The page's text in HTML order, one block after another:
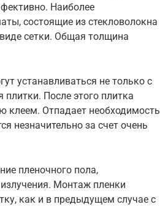
Наиболее
состоящие из стекловолокна
сетки. Общая толщина
устанавливаться не только с
После этого плитка
клеем. Отпадает необходимость
незначительно за счет очень
пленочного пола,
Монтаж пленки
как и в предыдущем случае с